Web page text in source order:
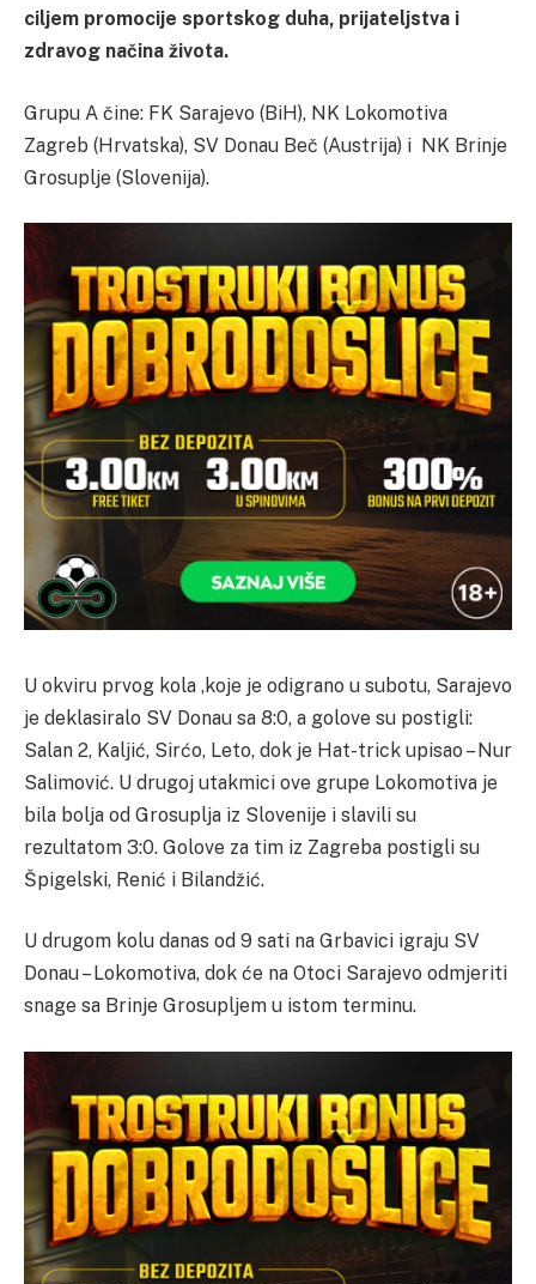
ciljem promocije sportskog duha, prijateljstva i
zdravog načina života.
Grupu A čine: FK Sarajevo (BiH), NK Lokomotiva
Zagreb (Hrvatska), SV Donau Beč (Austrija) i NK Brinje
Grosuplje (Slovenija).
U okviru prvog kola ,koje je odigrano u subotu, Sarajevo
je deklasiralo SV Donau sa 8:0, a golove su postigli:
Salan 2, Kaljić, Sirćo, Leto, dok je Hat-trick upisao – Nur
Salimović. U drugoj utakmici ove grupe Lokomotiva je
bila bolja od Grosuplja iz Slovenije i slavili su
rezultatom 3:0. Golove za tim iz Zagreba postigli su
Špigelski, Renić i Bilandžić.
U drugom kolu danas od 9 sati na Grbavici igraju SV
Donau – Lokomotiva, dok će na Otoci Sarajevo odmjeriti
snage sa Brinje Grosupljem u istom terminu.